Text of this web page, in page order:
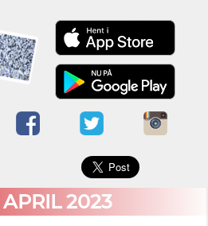
Menu
Kalendere
Blogs
Om
Sofabold
bruger
×
APRIL 2023